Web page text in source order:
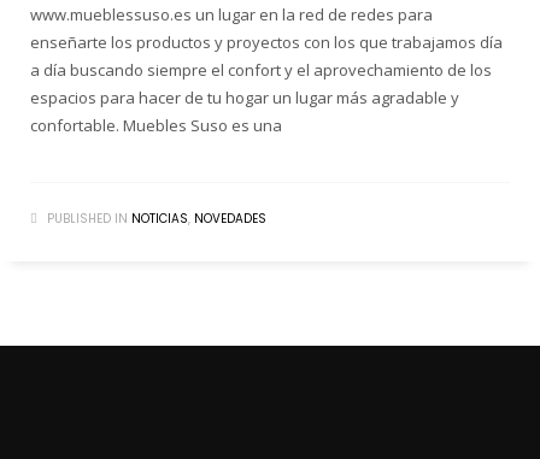
www.mueblessuso.es un lugar en la red de redes para
enseñarte los productos y proyectos con los que trabajamos día
a día buscando siempre el confort y el aprovechamiento de los
espacios para hacer de tu hogar un lugar más agradable y
confortable. Muebles Suso es una
PUBLISHED IN NOTICIAS, NOVEDADES